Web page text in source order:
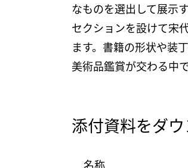
なものを選出して展示
セクションを設けて宋
ます。書籍の形状や装
美術品鑑賞が交わる中
添付資料をダ
名称